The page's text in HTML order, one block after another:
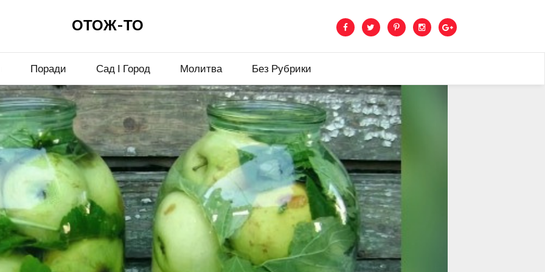
ОТОЖ-ТО
Поради Сад І Город Молитва Без Рубрики